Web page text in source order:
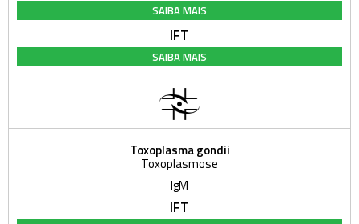
SAIBA MAIS
IFT
SAIBA MAIS
Toxoplasma gondii
Toxoplasmose
IgM
IFT